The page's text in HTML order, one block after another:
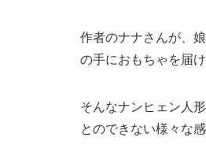
作者のナナさんが、
の手におもちゃを届
そんなナンヒェン人
とのできない様々な